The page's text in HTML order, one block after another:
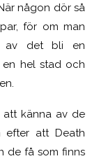
någon dör så
för om man
av det bli en
en hel stad och
att känna av de
efter att Death
de få som finns